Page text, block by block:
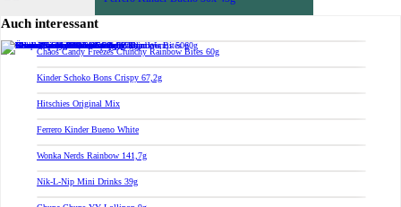
Bock auf was Neues?
Effect Energy Drink 330ml
Du willst Kröten sparen?
Schau mal hier!
HorizonTech Magico 6,5ml Pod Rainbow
Auch interessant
Chaos Candy Freezes Crunchy Rainbow Bites 60g
Kinder Schoko Bons Crispy 67,2g
Hitschies Original Mix
Ferrero Kinder Bueno White
Wonka Nerds Rainbow 141,7g
Nik-L-Nip Mini Drinks 39g